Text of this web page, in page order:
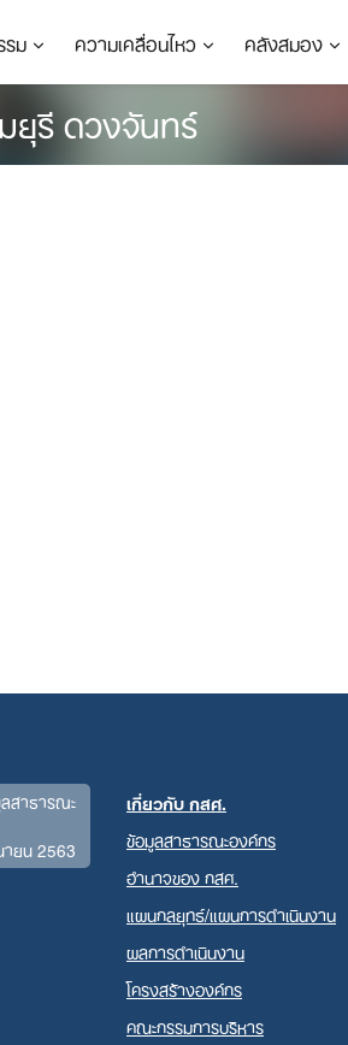
ม ความเคลื่อนไหว คลังสมอง
มยุรี ดวงจันทร์
สาธารณะ
ยน 2563
เกี่ยวกับ กสศ.
ข้อมูลสาธารณะองค์กร
อำนาจของ กสศ.
แผนกลยุทธ์/แผนการดำเนินงาน
ผลการดำเนินงาน
โครงสร้างองค์กร
คณะกรรมการบริหาร